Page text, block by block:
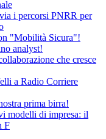
i percorsi PNRR per
"Mobilità Sicura"!
analyst!
che cresce
a Radio Corriere
prima birra!
modelli di impresa: il
F